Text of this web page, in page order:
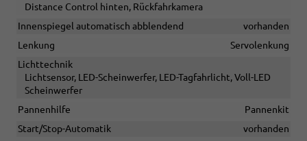
Distance Control hinten, Rückfahrkamera
Innenspiegel automatisch abblendend
vorhanden
Lenkung
Servolenkung
Lichttechnik
Lichtsensor, LED-Scheinwerfer, LED-Tagfahrlicht, Voll-LED
Scheinwerfer
Pannenhilfe
Pannenkit
Start/Stop-Automatik
vorhanden